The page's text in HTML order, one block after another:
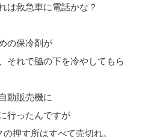
は救急車に電話かな？
の保冷剤が
それで脇の下を冷やしてもら
動販売機に
行ったんですが
押す所はすべて売切れ。